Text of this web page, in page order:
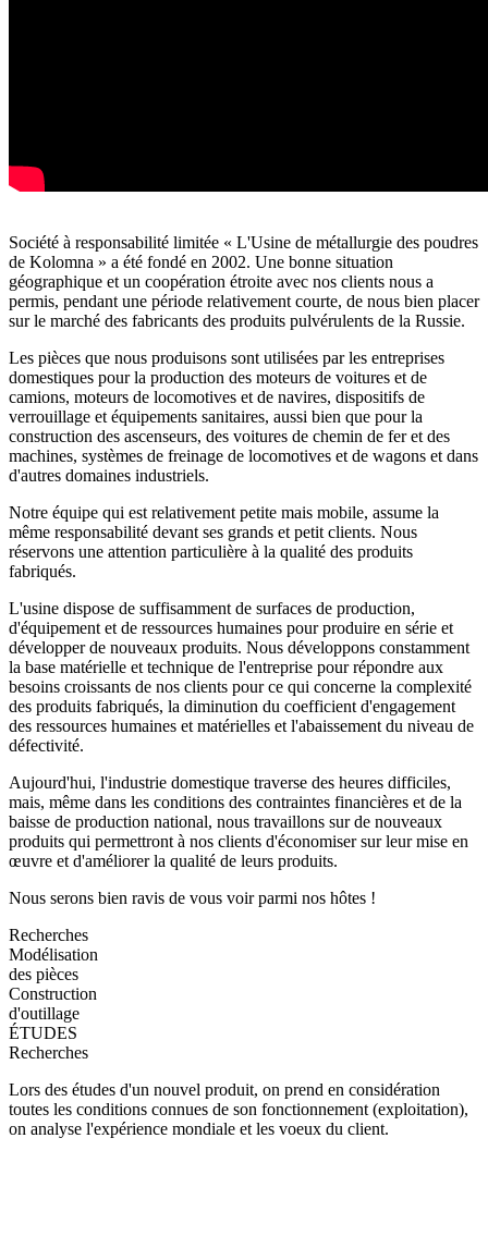
Société à responsabilité limitée « L'Usine de métallurgie des poudres
de Kolomna » a été fondé en 2002. Une bonne situation
géographique et un coopération étroite avec nos clients nous a
permis, pendant une période relativement courte, de nous bien placer
sur le marché des fabricants des produits pulvérulents de la Russie.
Les pièces que nous produisons sont utilisées par les entreprises
domestiques pour la production des moteurs de voitures et de
camions, moteurs de locomotives et de navires, dispositifs de
verrouillage et équipements sanitaires, aussi bien que pour la
construction des ascenseurs, des voitures de chemin de fer et des
machines, systèmes de freinage de locomotives et de wagons et dans
d'autres domaines industriels.
Notre équipe qui est relativement petite mais mobile, assume la
même responsabilité devant ses grands et petit clients. Nous
réservons une attention particulière à la qualité des produits
fabriqués.
L'usine dispose de suffisamment de surfaces de production,
d'équipement et de ressources humaines pour produire en série et
développer de nouveaux produits. Nous développons constamment
la base matérielle et technique de l'entreprise pour répondre aux
besoins croissants de nos clients pour ce qui concerne la complexité
des produits fabriqués, la diminution du coefficient d'engagement
des ressources humaines et matérielles et l'abaissement du niveau de
défectivité.
Aujourd'hui, l'industrie domestique traverse des heures difficiles,
mais, même dans les conditions des contraintes financières et de la
baisse de production national, nous travaillons sur de nouveaux
produits qui permettront à nos clients d'économiser sur leur mise en
œuvre et d'améliorer la qualité de leurs produits.
Nous serons bien ravis de vous voir parmi nos hôtes !
Recherches
Modélisation
des pièces
Construction
d'outillage
ÉTUDES
Recherches
Lors des études d'un nouvel produit, on prend en considération
toutes les conditions connues de son fonctionnement (exploitation),
on analyse l'expérience mondiale et les voeux du client.